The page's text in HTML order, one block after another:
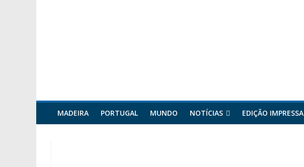
MADEIRA PORTUGAL MUNDO NOTÍCIAS EDIÇÃO IMPRESSA